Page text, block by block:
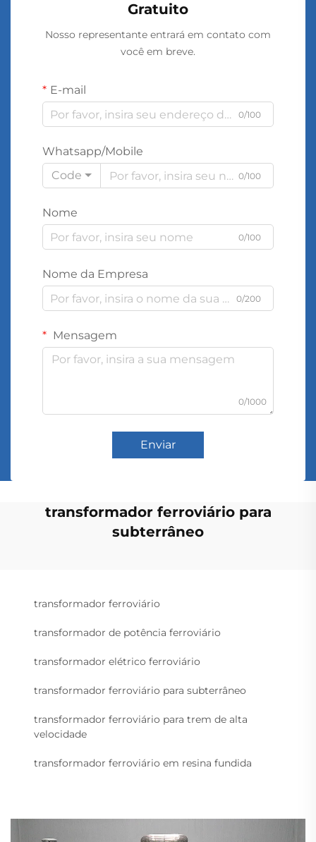
Gratuito
Nosso representante entrará em contato com
você em breve.
E-mail
0/100
Whatsapp/Mobile
Code
0/100
Nome
0/100
Nome da Empresa
0/200
Mensagem
0/1000
Enviar
transformador ferroviário para
subterrâneo
transformador ferroviário
transformador de potência ferroviário
transformador elétrico ferroviário
transformador ferroviário para subterrâneo
transformador ferroviário para trem de alta
velocidade
transformador ferroviário em resina fundida